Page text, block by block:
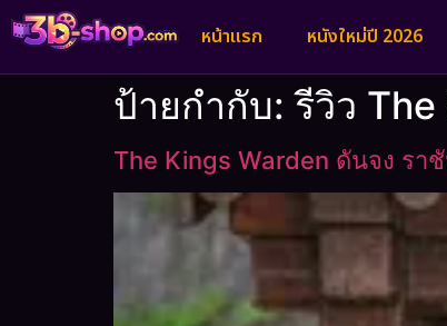
หน้าแรก หนังใหม่ปี 2026
ป้ายกำกับ:รีวิว
The Kings Warden ดันจง ร